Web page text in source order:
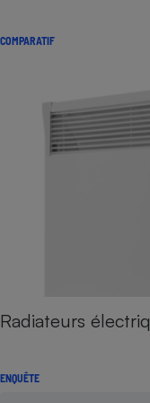
COMPARATIF
Radiateurs
ENQUÊTE